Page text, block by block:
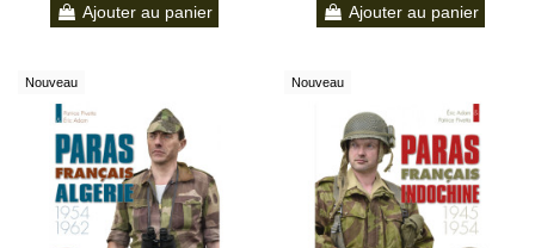
Ajouter au panier Ajouter au panier
Nouveau Nouveau